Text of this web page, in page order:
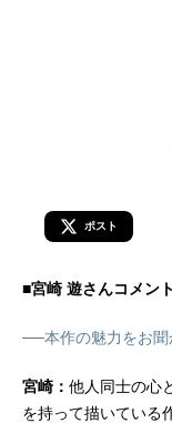
ポスト
■宮崎 遊さんコメント
──本作の魅力をお聞
宮崎： 他人同士の心
を持って描いている